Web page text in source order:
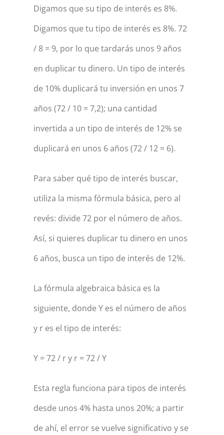
Digamos que su tipo de interés es 8%.
Digamos que tu tipo de interés es 8%. 72
∕ 8 = 9, por lo que tardarás unos 9 años
en duplicar tu dinero. Un tipo de interés
de 10% duplicará tu inversión en unos 7
años (72 ∕ 10 = 7,2); una cantidad
invertida a un tipo de interés de 12% se
duplicará en unos 6 años (72 ∕ 12 = 6).
Para saber qué tipo de interés buscar,
utiliza la misma fórmula básica, pero al
revés: divide 72 por el número de años.
Así, si quieres duplicar tu dinero en unos
6 años, busca un tipo de interés de 12%.
La fórmula algebraica básica es la
siguiente, donde Y es el número de años
y r es el tipo de interés:
Y = 72 ∕ r y r = 72 ∕ Y
Esta regla funciona para tipos de interés
desde unos 4% hasta unos 20%; a partir
de ahí, el error se vuelve significativo y se